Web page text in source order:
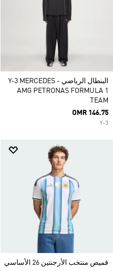
البنطال الرياضي Y-3 MERCEDES -
AMG PETRONAS FORMULA 1
TEAM
OMR 146.75
Y-3
قميص منتخب الأرجنتين 26 الأساسي